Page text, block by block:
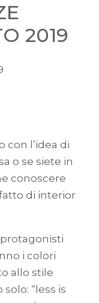
2019
con l’idea di
o se siete in
conoscere
di interior
i colori
allo stile
“less is